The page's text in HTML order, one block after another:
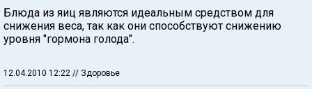
Блюда из яиц являются идеальным средством для
снижения веса, так как они способствуют снижению
уровня "гормона голода".
12.04.2010 12:22 // Здоровье